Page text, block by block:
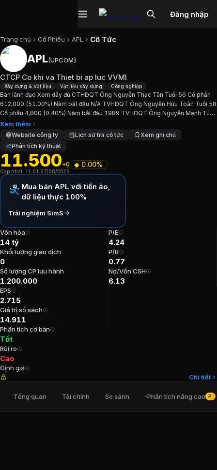
Đăng nhập
Trang chủ Cổ Phiếu APL Cổ Tức
Cổ phiếuAPL—
Cập nhật: 7/8/2026.
Ngành:Xây dựng & Vật liệu, Vật liệu xây dựng, Công nghiệp
Giới thiệuCTCP Co khi va Thiet bi ap
Ban lãnh đạo Xem đầy đủ CTHĐQT Ông Nguyễn Thạc
Chỉ số tài chínhAPL
Giá hiện tại:
Vốn hóa: 14 tỷ đồng
P/E: 4,24
EPS: 2.715,05
ROA: 2,44%
Tỷ suất cổ tức:
Ban lãnh đạo
Trưởng Ban kiểm soát
Kế toán trưởng
Thành viên Ban kiểm soát
APL(UPCOM)
CTCP Co khi va Thiet bi ap luc VVMI
Xây dựng & Vật liệu Vật liệu xây dựng Công nghiệp
Ban lãnh đạo Xem đầy đủ CTHĐQT Ông Nguyễn Thạc Tân Tuổi 56 Cổ phần
612,000 (51.00%) Năm bắt đầu N/A TVHĐQT Ông Nguyễn Hữu Toàn Tuổi 58
Cổ phần 4,800 (0.40%) Năm bắt đầu 1989 TVHĐQT Ông Nguyễn Mạnh Tú
Tuổi 48 Cổ phần 654 (0.05%) Năm bắt đầu 2002 TVHĐQT Ông...
Xem thêm
Website công ty Lịch sử trả cổ tức
Xem ghi chú
Phân tích kỹ thuật
11.500+0 ◆ 0.00%
Cập nhật: 11:01 07/08/2026
Mua bán APL với tiền ảo,
dữ liệu thực 100%
Trải nghiệm SimS
Vốn hóa
14 tỷ
Khối lượng giao dịch
0
Số lượng CP lưu hành
1.200.000
P/E
4.24
P/B
0.77
Nợ/Vốn CSH
6.13
EPS
2.715
Giá trị sổ sách
14.911
Phân tích cơ bản
Tốt
Rủi ro
Cao
Định giá
Chi tiết
Tổng quan Tài chính So sánh Phân tích nâng cao PRO